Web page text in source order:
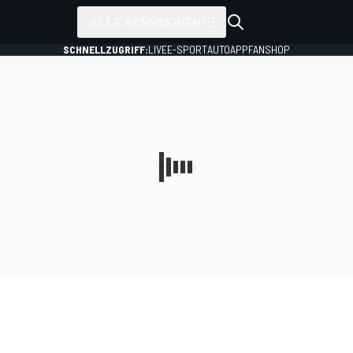
SCHNELLZUGRIFF:LIVEE-SPORTAUTOAPPFANSHOP